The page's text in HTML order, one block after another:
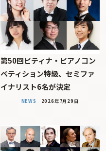
第50回ピティナ・ピアノコン
ペティション特級、セミファ
イナリスト6名が決定
NEWS 2026年7月29日